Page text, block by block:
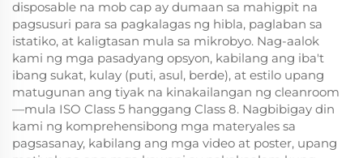
disposable na mob cap ay dumaan sa mahigpit na
pagsusuri para sa pagkalagas ng hibla, paglaban sa
istatiko, at kaligtasan mula sa mikrobyo. Nag-aalok
kami ng mga pasadyang opsyon, kabilang ang iba't
ibang sukat, kulay (puti, asul, berde), at estilo upang
matugunan ang tiyak na kinakailangan ng cleanroom
—mula ISO Class 5 hanggang Class 8. Nagbibigay din
kami ng komprehensibong mga materyales sa
pagsasanay, kabilang ang mga video at poster, upang